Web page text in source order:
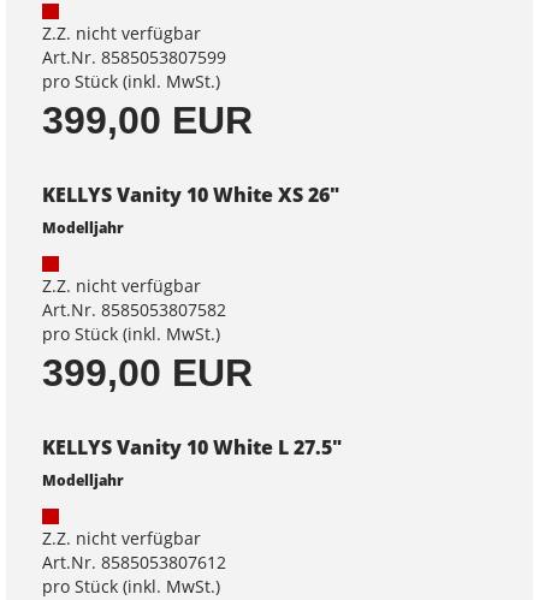
Z.Z. nicht verfügbar
Art.Nr. 8585053807599
pro Stück (inkl. MwSt.)
399,00 EUR
KELLYS Vanity 10 White XS 26"
Modelljahr
Z.Z. nicht verfügbar
Art.Nr. 8585053807582
pro Stück (inkl. MwSt.)
399,00 EUR
KELLYS Vanity 10 White L 27.5"
Modelljahr
Z.Z. nicht verfügbar
Art.Nr. 8585053807612
pro Stück (inkl. MwSt.)